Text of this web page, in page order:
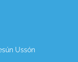
Ussón